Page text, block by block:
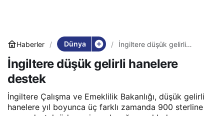
Haberler Dünya
İngiltere düşük gelirli
İngiltere düşük gelirli hanelere
destek
İngiltere Çalışma ve Emeklilik Bakanlığı, düşük gelirli
hanelere yıl boyunca üç farklı zamanda 900 sterline